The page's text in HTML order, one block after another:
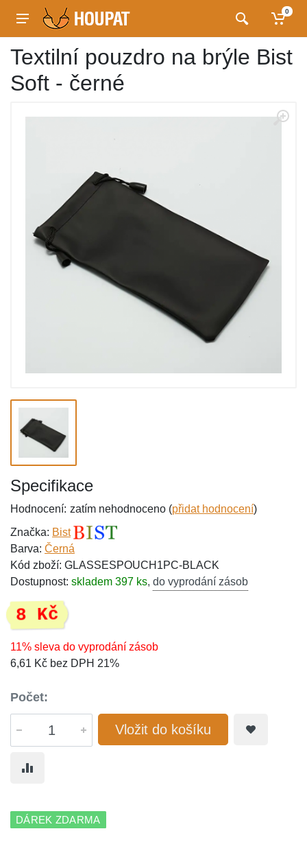
0
Textilní pouzdro na brýle Bist
Soft - černé
Specifikace
Hodnocení: zatím nehodnoceno (přidat hodnocení)
Značka: Bist
Barva: Černá
Kód zboží: GLASSESPOUCH1PC-BLACK
Dostupnost: skladem 397 ks, do vyprodání zásob
8 Kč
11% sleva do vyprodání zásob
6,61 Kč bez DPH 21%
Počet:
Vložit do košíku
DÁREK ZDARMA